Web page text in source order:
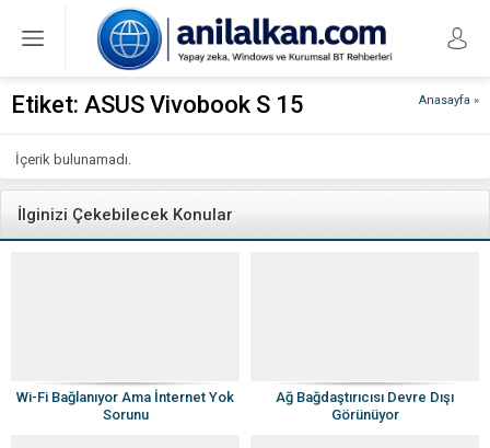
Anasayfa »
Etiket: ASUS Vivobook S 15
İçerik bulunamadı.
İlginizi Çekebilecek Konular
Wi-Fi Bağlanıyor Ama İnternet Yok
Sorunu
Ağ Bağdaştırıcısı Devre Dışı
Görünüyor